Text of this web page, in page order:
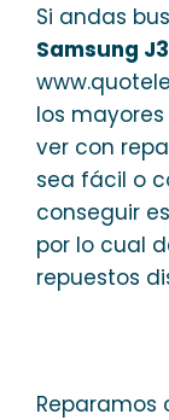
Si andas
Samsung
los
ver con
sea fácil o
conseguir
por lo cual
repuestos
Reparamos